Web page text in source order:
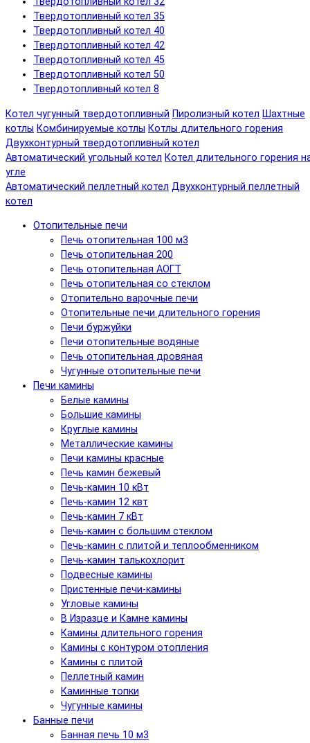
Твердотопливный котел 35
Твердотопливный котел 40
Твердотопливный котел 42
Твердотопливный котел 45
Твердотопливный котел 50
Твердотопливный котел 8
Котел чугунный твердотопливный Пиролизный котел Шахтные
котлы Комбинируемые котлы Котлы длительного горения
Двухконтурный твердотопливный котел
Автоматический угольный котел Котел длительного горения
угле
Автоматический пеллетный котел Двухконтурный пеллетный
котел
Отопительные печи
Печь отопительная 100 м3
Печь отопительная 200
Печь отопительная АОГТ
Печь отопительная со стеклом
Отопительно варочные печи
Отопительные печи длительного горения
Печи буржуйки
Печи отопительные водяные
Печь отопительная дровяная
Чугунные отопительные печи
Печи камины
Белые камины
Большие камины
Круглые камины
Металлические камины
Печи камины красные
Печь камин бежевый
Печь-камин 10 кВт
Печь-камин 12 квт
Печь-камин 7 кВт
Печь-камин с большим стеклом
Печь-камин с плитой и теплообменником
Печь-камин талькохлорит
Подвесные камины
Пристенные печи-камины
Угловые камины
В Изразце и Камне камины
Камины длительного горения
Камины с контуром отопления
Камины с плитой
Пеллетный камин
Каминные топки
Чугунные камины
Банные печи
Банная печь 10 м3